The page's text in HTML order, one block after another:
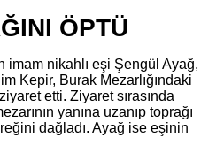
ÖPTÜ
imam nikahlı eşi Şengül Ayağ,
Kepir, Burak Mezarlığındaki
etti. Ziyaret sırasında
yanına uzanıp toprağı
dağladı. Ayağ ise eşinin